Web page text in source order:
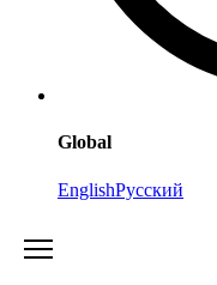
Global
EnglishРусский